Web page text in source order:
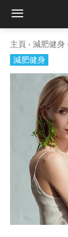
主頁 減肥健身
減肥健身